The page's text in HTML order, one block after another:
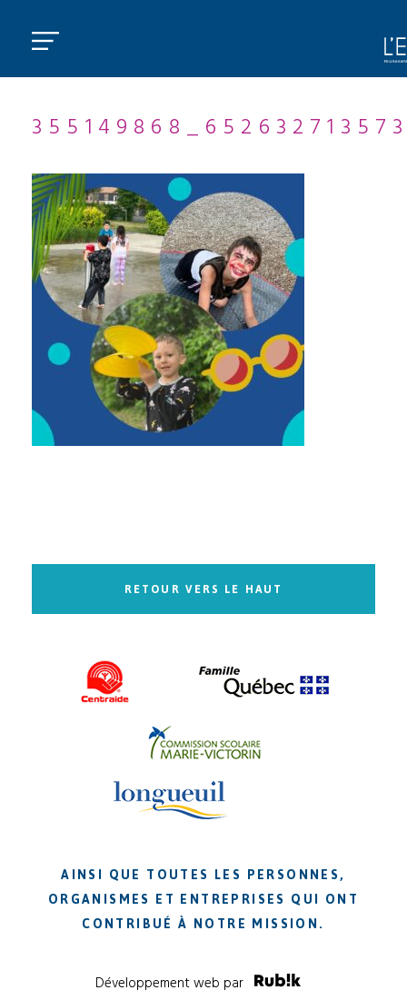
RETOUR VERS LE HAUT
AINSI QUE TOUTES LES PERSONNES,
ORGANISMES ET ENTREPRISES QUI ONT
CONTRIBUÉ À NOTRE MISSION.
Développement web par